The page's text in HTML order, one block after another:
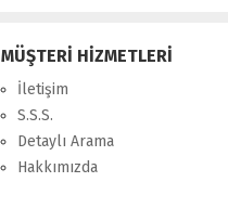
MÜŞTERİ HİZMETLERİ
İletişim
S.S.S.
Detaylı Arama
Hakkımızda